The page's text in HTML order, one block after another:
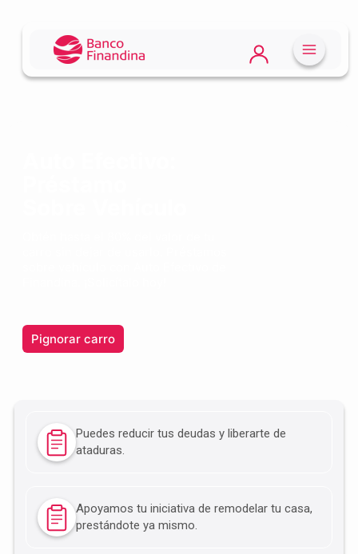
Pignorar carro
Puedes reducir tus deudas y liberarte de
ataduras.
Apoyamos tu iniciativa de remodelar tu casa,
prestándote ya mismo.